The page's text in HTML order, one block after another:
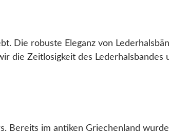
Die robuste Eleganz von
die Zeitlosigkeit des
Bereits im antiken Griechenland